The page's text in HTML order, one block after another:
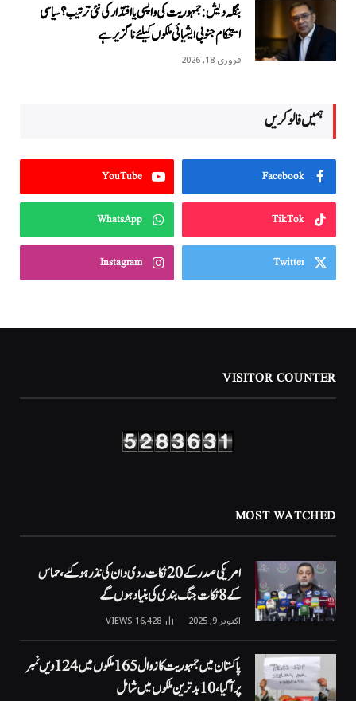
بنگلہ دیش: جمہوریت کی واپسی یا اقتدار کی نئی ترتیب؟ سیاسی
استحکام جنوبی ایشیائی ملکوں کیلئے ناگزیر ہے
فروری 18, 2026
ہمیں فالو کریں
Facebook
YouTube
TikTok
WhatsApp
Twitter
Instagram
VISITOR COUNTER
MOST WATCHED
امریکی صدر کے 20 نکات ردی دان کی نذر ہوگئے، حماس
کے 8 نکات جنگ بندی کی بنیاد ہوں گے
اکتوبر 9, 2025 16,428
VIEWS
پاکستان میں جمہوریت کا زوال 165 ملکوں میں 124ویں نمبر
پر آگیا، 10 بدترین ملکوں میں شامل